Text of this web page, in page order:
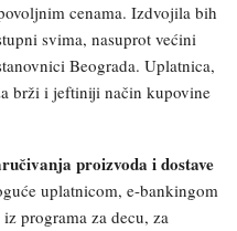
cenama. Izdvojila bih
svima, nasuprot većini
Beograda. Uplatnica,
brži i jeftiniji način kupovine
proizvoda i dostave
uplatnicom, e-bankingom
programa za decu, za